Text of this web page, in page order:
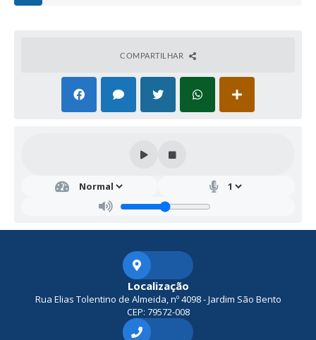
etar
Urb
COMPARTILHAR
Localização
Rua Elias Tolentino de Almeida, nº 4098 - Jardim São Bento
CEP: 79572-008